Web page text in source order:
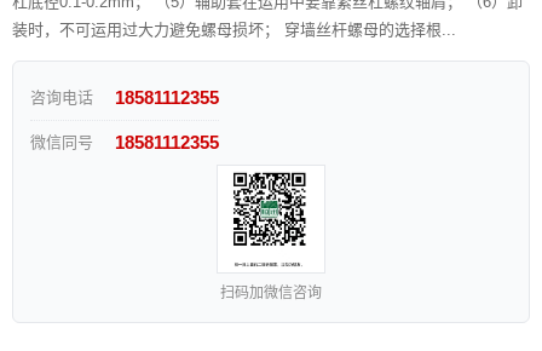
装时，不可运用过大力避免螺母损坏； 穿墙丝杆螺母的选择根...
咨询电话 18581112355
微信同号 18581112355
扫码加微信咨询